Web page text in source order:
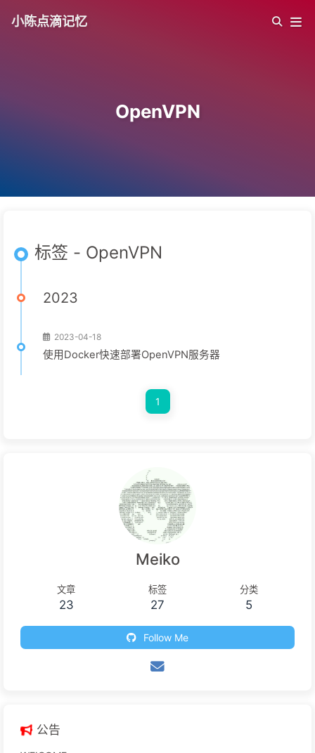
小陈点滴记忆
OpenVPN
标签 - OpenVPN
2023
2023-04-18
使用Docker快速部署OpenVPN服务器
1
Meiko
文章
23
标签
27
分类
5
Follow Me
公告